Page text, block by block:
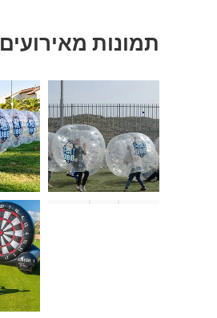
תמונות מאירועים